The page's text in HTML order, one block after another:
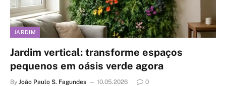
JARDIM
Jardim vertical: transforme espaços
pequenos em oásis verde agora
By João Paulo S. Fagundes 10.05.2026 0